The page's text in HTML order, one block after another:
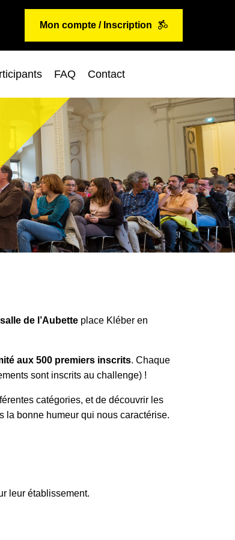
Mon compte / Inscription
FAQ Contact
de l’Aubette place Kléber en
aux 500 premiers inscrits. Chaque
sont inscrits au challenge) !
catégories, et de découvrir les
la bonne humeur qui nous caractérise.
leur établissement.